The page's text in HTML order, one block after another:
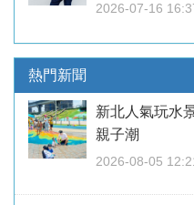
2026-07-16
熱門新聞
新北人氣玩水
親子潮
2026-08-05